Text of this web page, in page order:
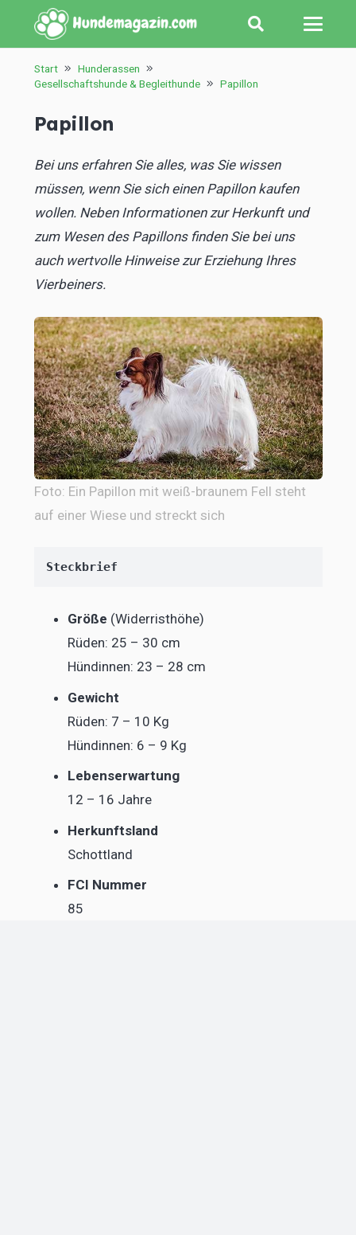
Start
Hunderassen
Gesellschaftshunde & Begleithunde
Papillon
Papillon
Bei uns erfahren Sie alles, was Sie wissen
müssen, wenn Sie sich einen Papillon kaufen
wollen. Neben Informationen zur Herkunft und
zum Wesen des Papillons finden Sie bei uns
auch wertvolle Hinweise zur Erziehung Ihres
Vierbeiners.
Foto: Ein Papillon mit weiß-braunem Fell steht
auf einer Wiese und streckt sich
Steckbrief
Größe (Widerristhöhe)
Rüden: 25 – 30 cm
Hündinnen: 23 – 28 cm
Gewicht
Rüden: 7 – 10 Kg
Hündinnen: 6 – 9 Kg
Lebenserwartung
12 – 16 Jahre
Herkunftsland
Schottland
FCI Nummer
85